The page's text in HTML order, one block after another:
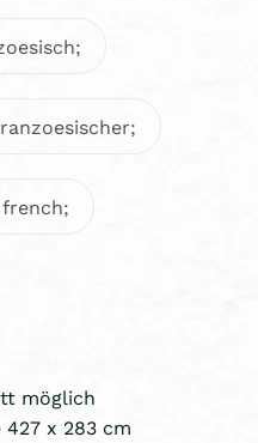
french;
möglich
x 283 cm